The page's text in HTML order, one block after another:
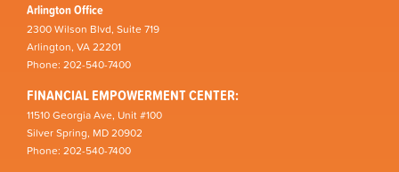
Arlington Office
2300 Wilson Blvd, Suite 719
Arlington, VA 22201
Phone: 202-540-7400
FINANCIAL EMPOWERMENT CENTER:
11510 Georgia Ave, Unit #100
Silver Spring, MD 20902
Phone: 202-540-7400